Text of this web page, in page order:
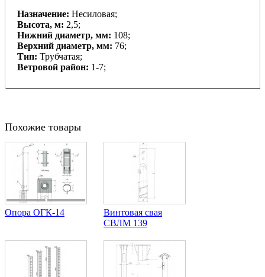
Назначение: Несиловая;
Высота, м: 2,5;
Нижний диаметр, мм: 108;
Верхний диаметр, мм: 76;
Тип: Трубчатая;
Ветровой район: 1-7;
Похожие товары
Опора ОГК-14
Винтовая свая
СВЛМ 139